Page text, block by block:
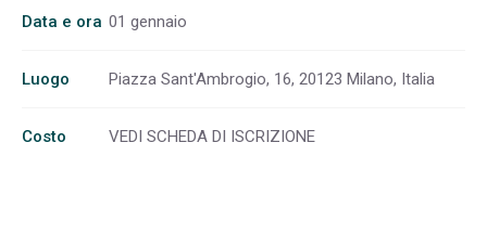
Data e ora 01 gennaio
Luogo Piazza Sant'Ambrogio, 16, 20123 Milano, Italia
Costo VEDI SCHEDA DI ISCRIZIONE